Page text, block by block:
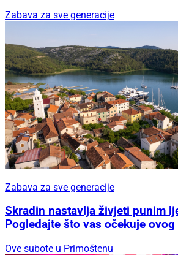
Zabava za sve generacije
Zabava za sve generacije
Skradin nastavlja živjeti punim
Pogledajte što vas očekuje
Ove subote u Primoštenu